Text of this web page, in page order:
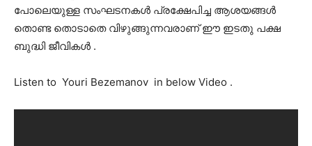
പോലെയുള്ള സംഘടനകൾ പ്രക്ഷേപിച്ച ആശയങ്ങൾ
തൊണ്ട തൊടാതെ വിഴുങ്ങുന്നവരാണ് ഈ ഇടതു പക്ഷ
ബുദ്ധി ജീവികൾ .
Listen to Youri Bezemanov in below Video .